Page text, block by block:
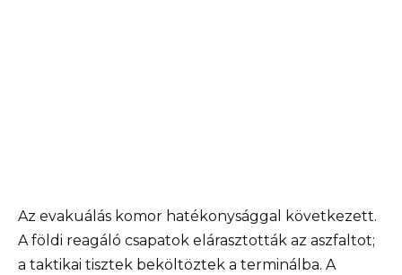
Az evakuálás komor hatékonysággal következett.
A földi reagáló csapatok elárasztották az aszfaltot;
a taktikai tisztek beköltöztek a terminálba. A